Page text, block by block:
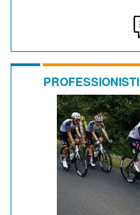
PROFESSIONISTI